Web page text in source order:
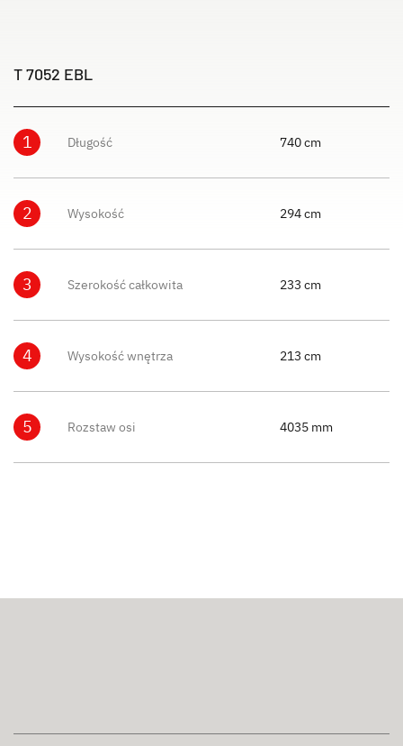
T 7052 EBL
1 Długość 740 cm
2 Wysokość 294 cm
3 Szerokość całkowita 233 cm
4 Wysokość wnętrza 213 cm
5 Rozstaw osi 4035 mm